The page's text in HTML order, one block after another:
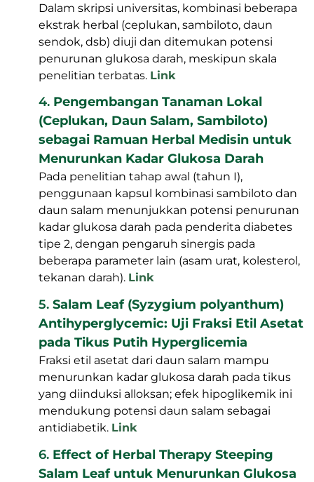
Dalam skripsi universitas, kombinasi beberapa
ekstrak herbal (ceplukan, sambiloto, daun
sendok, dsb) diuji dan ditemukan potensi
penurunan glukosa darah, meskipun skala
penelitian terbatas. Link
4. Pengembangan Tanaman Lokal
(Ceplukan, Daun Salam, Sambiloto)
sebagai Ramuan Herbal Medisin untuk
Menurunkan Kadar Glukosa Darah
Pada penelitian tahap awal (tahun I),
penggunaan kapsul kombinasi sambiloto dan
daun salam menunjukkan potensi penurunan
kadar glukosa darah pada penderita diabetes
tipe 2, dengan pengaruh sinergis pada
beberapa parameter lain (asam urat, kolesterol,
tekanan darah). Link
5. Salam Leaf (Syzygium polyanthum)
Antihyperglycemic: Uji Fraksi Etil Asetat
pada Tikus Putih Hyperglicemia
Fraksi etil asetat dari daun salam mampu
menurunkan kadar glukosa darah pada tikus
yang diinduksi alloksan; efek hipoglikemik ini
mendukung potensi daun salam sebagai
antidiabetik. Link
6. Effect of Herbal Therapy Steeping
Salam Leaf untuk Menurunkan Glukosa